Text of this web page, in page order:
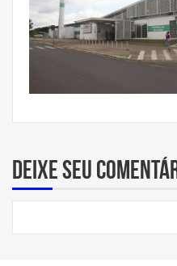
Deixe seu